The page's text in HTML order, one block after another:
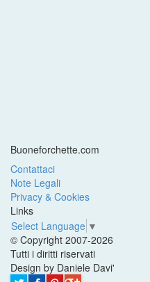
Buoneforchette.com
Contattaci
Note Legali
Privacy & Cookies
Links
Select Language ▼
© Copyright 2007-2026
Tutti i diritti riservati
Design by Daniele Davi'